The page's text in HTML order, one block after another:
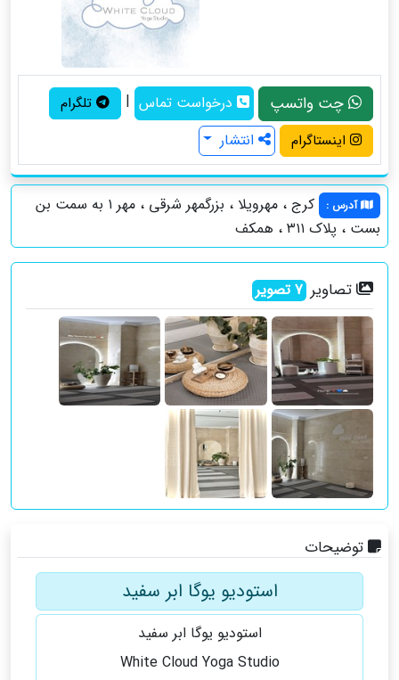
چت واتسپ درخواست تماس |
تلگرام
اینستاگرام
انتشار
آدرس :
کرج ، مهرویلا ، بزرگمهر شرقی ، مهر ۱ به سمت بن
بست ، پلاک ۳۱۱ ، همکف
تصاویر 7تصویر
توضیحات
استودیو یوگا ابر سفید
استوديو يوگا ابر سفيد
White Cloud Yoga Studio